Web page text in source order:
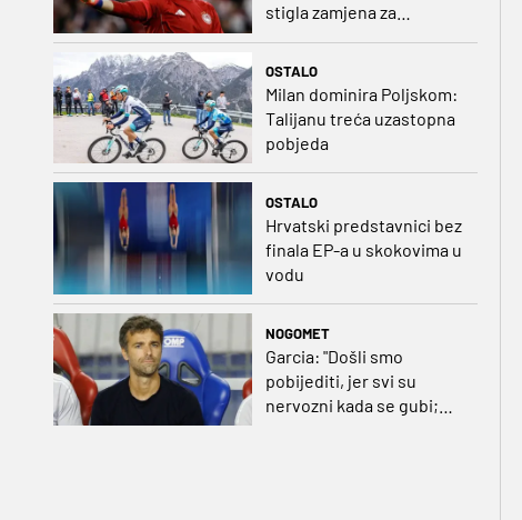
stigla zamjena za
OSTALO
Milan dominira Poljskom:
Talijanu treća uzastopna
pobjeda
OSTALO
Hrvatski predstavnici bez
finala EP-a u skokovima u
vodu
NOGOMET
Garcia: "Došli smo
pobijediti, jer svi su
nervozni kada se gubi;